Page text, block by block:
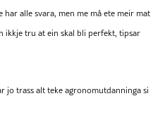
alle svara, men me må ete meir mat
ikkje tru at ein skal bli perfekt, tipsar
jo trass alt teke agronomutdanninga si